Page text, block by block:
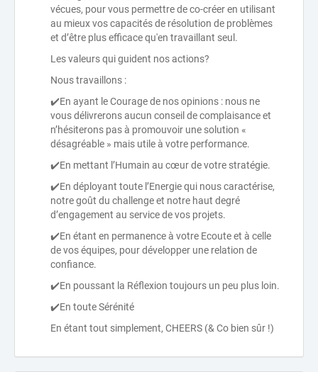
vécues, pour vous permettre de co-créer en utilisant
au mieux vos capacités de résolution de problèmes
et d’être plus efficace qu'en travaillant seul.
Les valeurs qui guident nos actions?
Nous travaillons :
✔️En ayant le Courage de nos opinions : nous ne
vous délivrerons aucun conseil de complaisance et
n’hésiterons pas à promouvoir une solution «
désagréable » mais utile à votre performance.
✔️En mettant l’Humain au cœur de votre stratégie.
✔️En déployant toute l’Energie qui nous caractérise,
notre goût du challenge et notre haut degré
d’engagement au service de vos projets.
✔️En étant en permanence à votre Ecoute et à celle
de vos équipes, pour développer une relation de
confiance.
✔️En poussant la Réflexion toujours un peu plus loin.
✔️En toute Sérénité
En étant tout simplement, CHEERS (& Co bien sûr !)